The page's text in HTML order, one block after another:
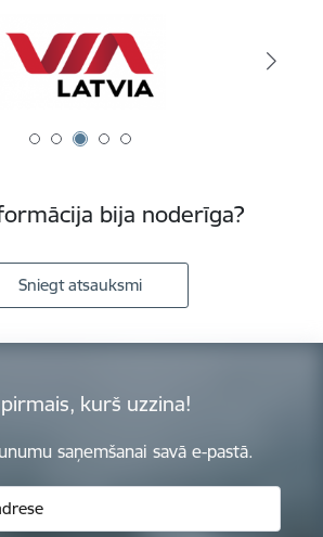
bija noderīga?
Sniegt atsauksmi
kurš uzzina!
saņemšanai savā e-pastā.